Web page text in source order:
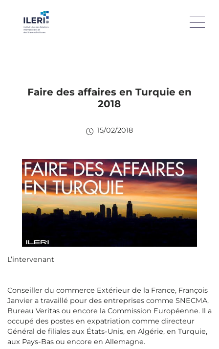
Faire des affaires en Turquie en
2018
15/02/2018
L’intervenant
Conseiller du commerce Extérieur de la France, François
Janvier a travaillé pour des entreprises comme SNECMA,
Bureau Veritas ou encore la Commission Européenne. Il a
occupé des postes en expatriation comme directeur
Général de filiales aux États-Unis, en Algérie, en Turquie,
aux Pays-Bas ou encore en Allemagne.